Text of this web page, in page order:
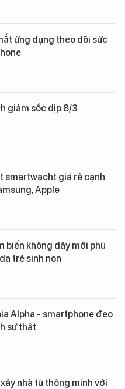
ứng dụng theo dõi sức
giảm sốc dịp 8/3
smartwacht giá rẻ cạnh
Apple
biến không dây mới phù
trẻ sinh non
Alpha - smartphone đeo
sự thật
nhà tù thông minh với